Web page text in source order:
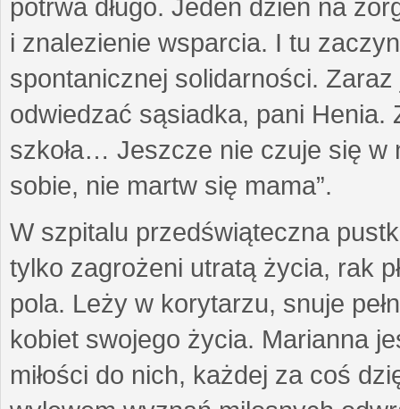
potrwa długo. Jeden dzień na
i znalezienie wsparcia. I tu
spontanicznej solidarności.
odwiedzać sąsiadka, pani
szkoła… Jeszcze nie czuje się w
sobie, nie martw się mama”.
W szpitalu przedświąteczna
tylko zagrożeni utratą życia, rak
pola. Leży w korytarzu, snuje
kobiet swojego życia. Marianna
miłości do nich, każdej za coś